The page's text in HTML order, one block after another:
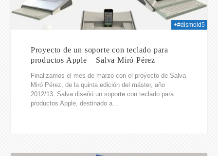
+#dismold5
Proyecto de un soporte con teclado para
productos Apple – Salva Miró Pérez
Finalizamos el mes de marzo con el proyecto de Salva
Miró Pérez, de la quinta edición del máster, año
2012/13. Salva diseñó un soporte con teclado para
productos Apple, destinado a...